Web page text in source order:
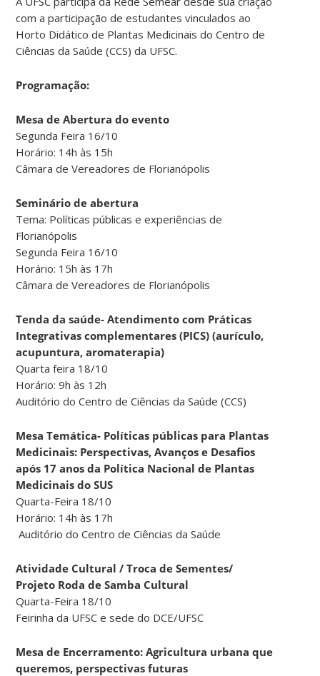
com a participação de estudantes vinculados ao
Horto Didático de Plantas Medicinais do Centro de
Ciências da Saúde (CCS) da UFSC.
Programação:
Mesa de Abertura do evento
Segunda Feira 16/10
Horário: 14h às 15h
Câmara de Vereadores de Florianópolis
Seminário de abertura
Tema: Políticas públicas e experiências de
Florianópolis
Segunda Feira 16/10
Horário: 15h às 17h
Câmara de Vereadores de Florianópolis
Tenda da saúde- Atendimento com Práticas
Integrativas complementares (PICS) (aurículo,
acupuntura, aromaterapia)
Quarta feira 18/10
Horário: 9h às 12h
Auditório do Centro de Ciências da Saúde (CCS)
Mesa Temática- Políticas públicas para Plantas
Medicinais: Perspectivas, Avanços e Desafios
após 17 anos da Política Nacional de Plantas
Medicinais do SUS
Quarta-Feira 18/10
Horário: 14h às 17h
Auditório do Centro de Ciências da Saúde
Atividade Cultural / Troca de Sementes/
Projeto Roda de Samba Cultural
Quarta-Feira 18/10
Feirinha da UFSC e sede do DCE/UFSC
Mesa de Encerramento: Agricultura urbana que
queremos, perspectivas futuras